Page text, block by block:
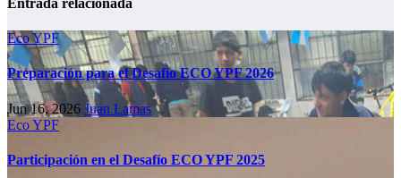
Entrada relacionada
Eco YPF
Preparación para el Desafío ECO YPF 2026
Jun 16, 2026 Juan Lamas
Eco YPF
Participación en el Desafío ECO YPF 2025